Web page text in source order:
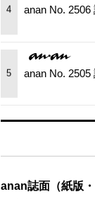
4 anan No.
5 anan No.
anan誌面（紙版